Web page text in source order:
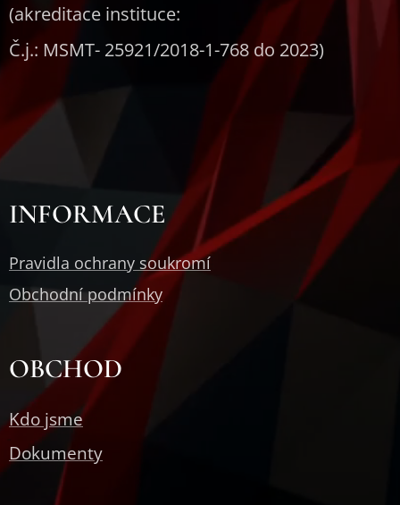
(akreditace instituce:
Č.j.: MSMT- 25921/2018-1-768 do 2023)
INFORMACE
Pravidla ochrany soukromí
Obchodní podmínky
OBCHOD
Kdo jsme
Dokumenty